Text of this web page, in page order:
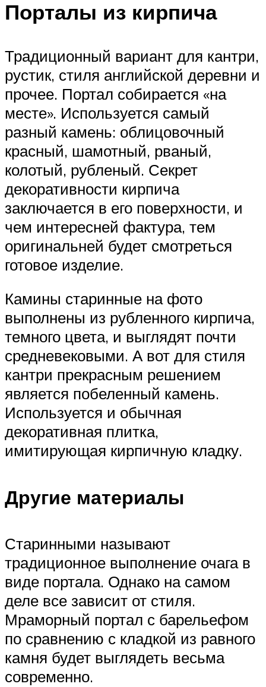
Порталы из кирпича
Традиционный вариант для кантри,
рустик, стиля английской деревни и
прочее. Портал собирается «на
месте». Используется самый
разный камень: облицовочный
красный, шамотный, рваный,
колотый, рубленый. Секрет
декоративности кирпича
заключается в его поверхности, и
чем интересней фактура, тем
оригинальней будет смотреться
готовое изделие.
Камины старинные на фото
выполнены из рубленного кирпича,
темного цвета, и выглядят почти
средневековыми. А вот для стиля
кантри прекрасным решением
является побеленный камень.
Используется и обычная
декоративная плитка,
имитирующая кирпичную кладку.
Другие материалы
Старинными называют
традиционное выполнение очага в
виде портала. Однако на самом
деле все зависит от стиля.
Мраморный портал с барельефом
по сравнению с кладкой из равного
камня будет выглядеть весьма
современно.